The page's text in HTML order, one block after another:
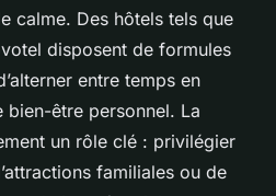
calme. Des hôtels tels que
disposent de formules
entre temps en
être personnel. La
un rôle clé : privilégier
familiales ou de